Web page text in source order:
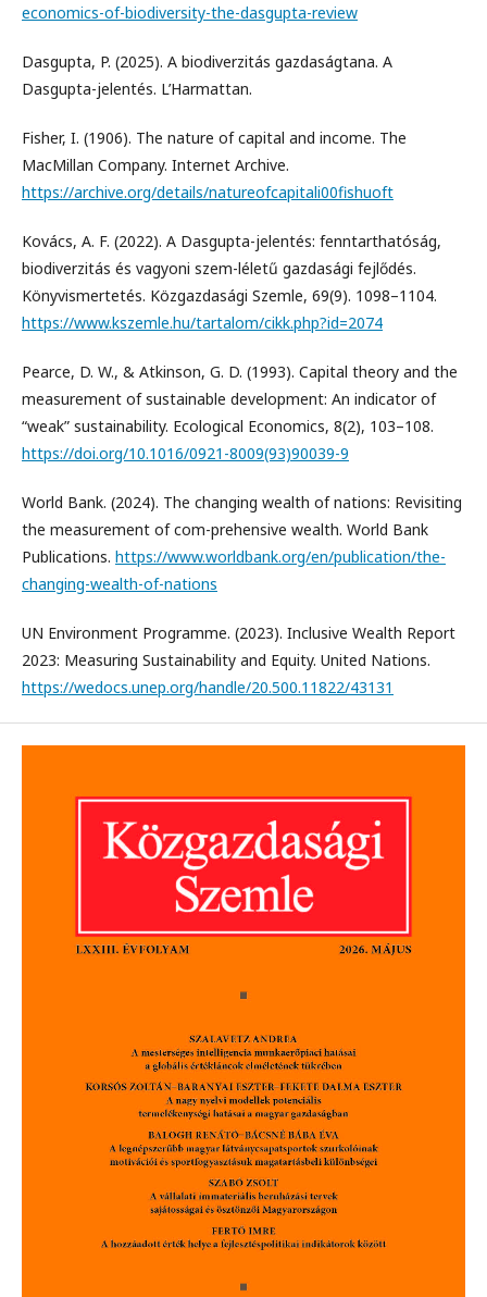
economics-of-biodiversity-the-dasgupta-review
Dasgupta, P. (2025). A biodiverzitás gazdaságtana. A
Dasgupta-jelentés. L’Harmattan.
Fisher, I. (1906). The nature of capital and income. The
MacMillan Company. Internet Archive.
https://archive.org/details/natureofcapitali00fishuoft
Kovács, A. F. (2022). A Dasgupta-jelentés: fenntarthatóság,
biodiverzitás és vagyoni szem-léletű gazdasági fejlődés.
Könyvismertetés. Közgazdasági Szemle, 69(9). 1098–1104.
https://www.kszemle.hu/tartalom/cikk.php?id=2074
Pearce, D. W., & Atkinson, G. D. (1993). Capital theory and the
measurement of sustainable development: An indicator of
“weak” sustainability. Ecological Economics, 8(2), 103–108.
https://doi.org/10.1016/0921-8009(93)90039-9
World Bank. (2024). The changing wealth of nations: Revisiting
the measurement of com-prehensive wealth. World Bank
Publications. https://www.worldbank.org/en/publication/the-
changing-wealth-of-nations
UN Environment Programme. (2023). Inclusive Wealth Report
2023: Measuring Sustainability and Equity. United Nations.
https://wedocs.unep.org/handle/20.500.11822/43131